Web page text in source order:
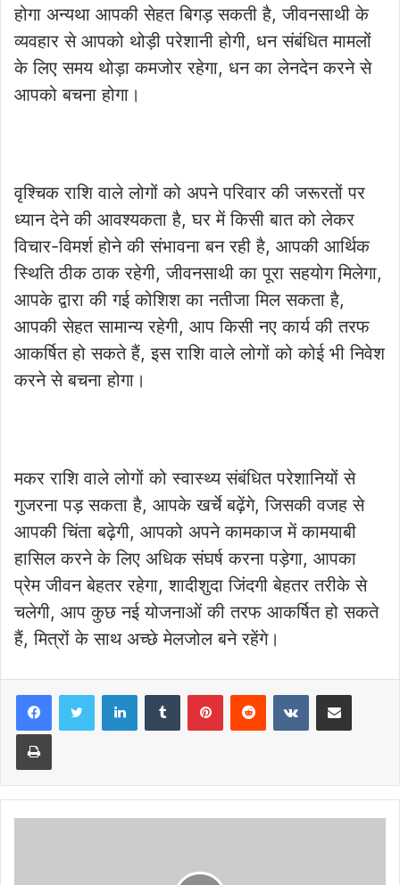
होगा अन्यथा आपकी सेहत बिगड़ सकती है, जीवनसाथी के
व्यवहार से आपको थोड़ी परेशानी होगी, धन संबंधित मामलों
के लिए समय थोड़ा कमजोर रहेगा, धन का लेनदेन करने से
आपको बचना होगा।
वृश्चिक राशि वाले लोगों को अपने परिवार की जरूरतों पर
ध्यान देने की आवश्यकता है, घर में किसी बात को लेकर
विचार-विमर्श होने की संभावना बन रही है, आपकी आर्थिक
स्थिति ठीक ठाक रहेगी, जीवनसाथी का पूरा सहयोग मिलेगा,
आपके द्वारा की गई कोशिश का नतीजा मिल सकता है,
आपकी सेहत सामान्य रहेगी, आप किसी नए कार्य की तरफ
आकर्षित हो सकते हैं, इस राशि वाले लोगों को कोई भी निवेश
करने से बचना होगा।
मकर राशि वाले लोगों को स्वास्थ्य संबंधित परेशानियों से
गुजरना पड़ सकता है, आपके खर्चे बढ़ेंगे, जिसकी वजह से
आपकी चिंता बढ़ेगी, आपको अपने कामकाज में कामयाबी
हासिल करने के लिए अधिक संघर्ष करना पड़ेगा, आपका
प्रेम जीवन बेहतर रहेगा, शादीशुदा जिंदगी बेहतर तरीके से
चलेगी, आप कुछ नई योजनाओं की तरफ आकर्षित हो सकते
हैं, मित्रों के साथ अच्छे मेलजोल बने रहेंगे।
LinkedInTumblr PinterestReddit VKontakteShare via Email
Print